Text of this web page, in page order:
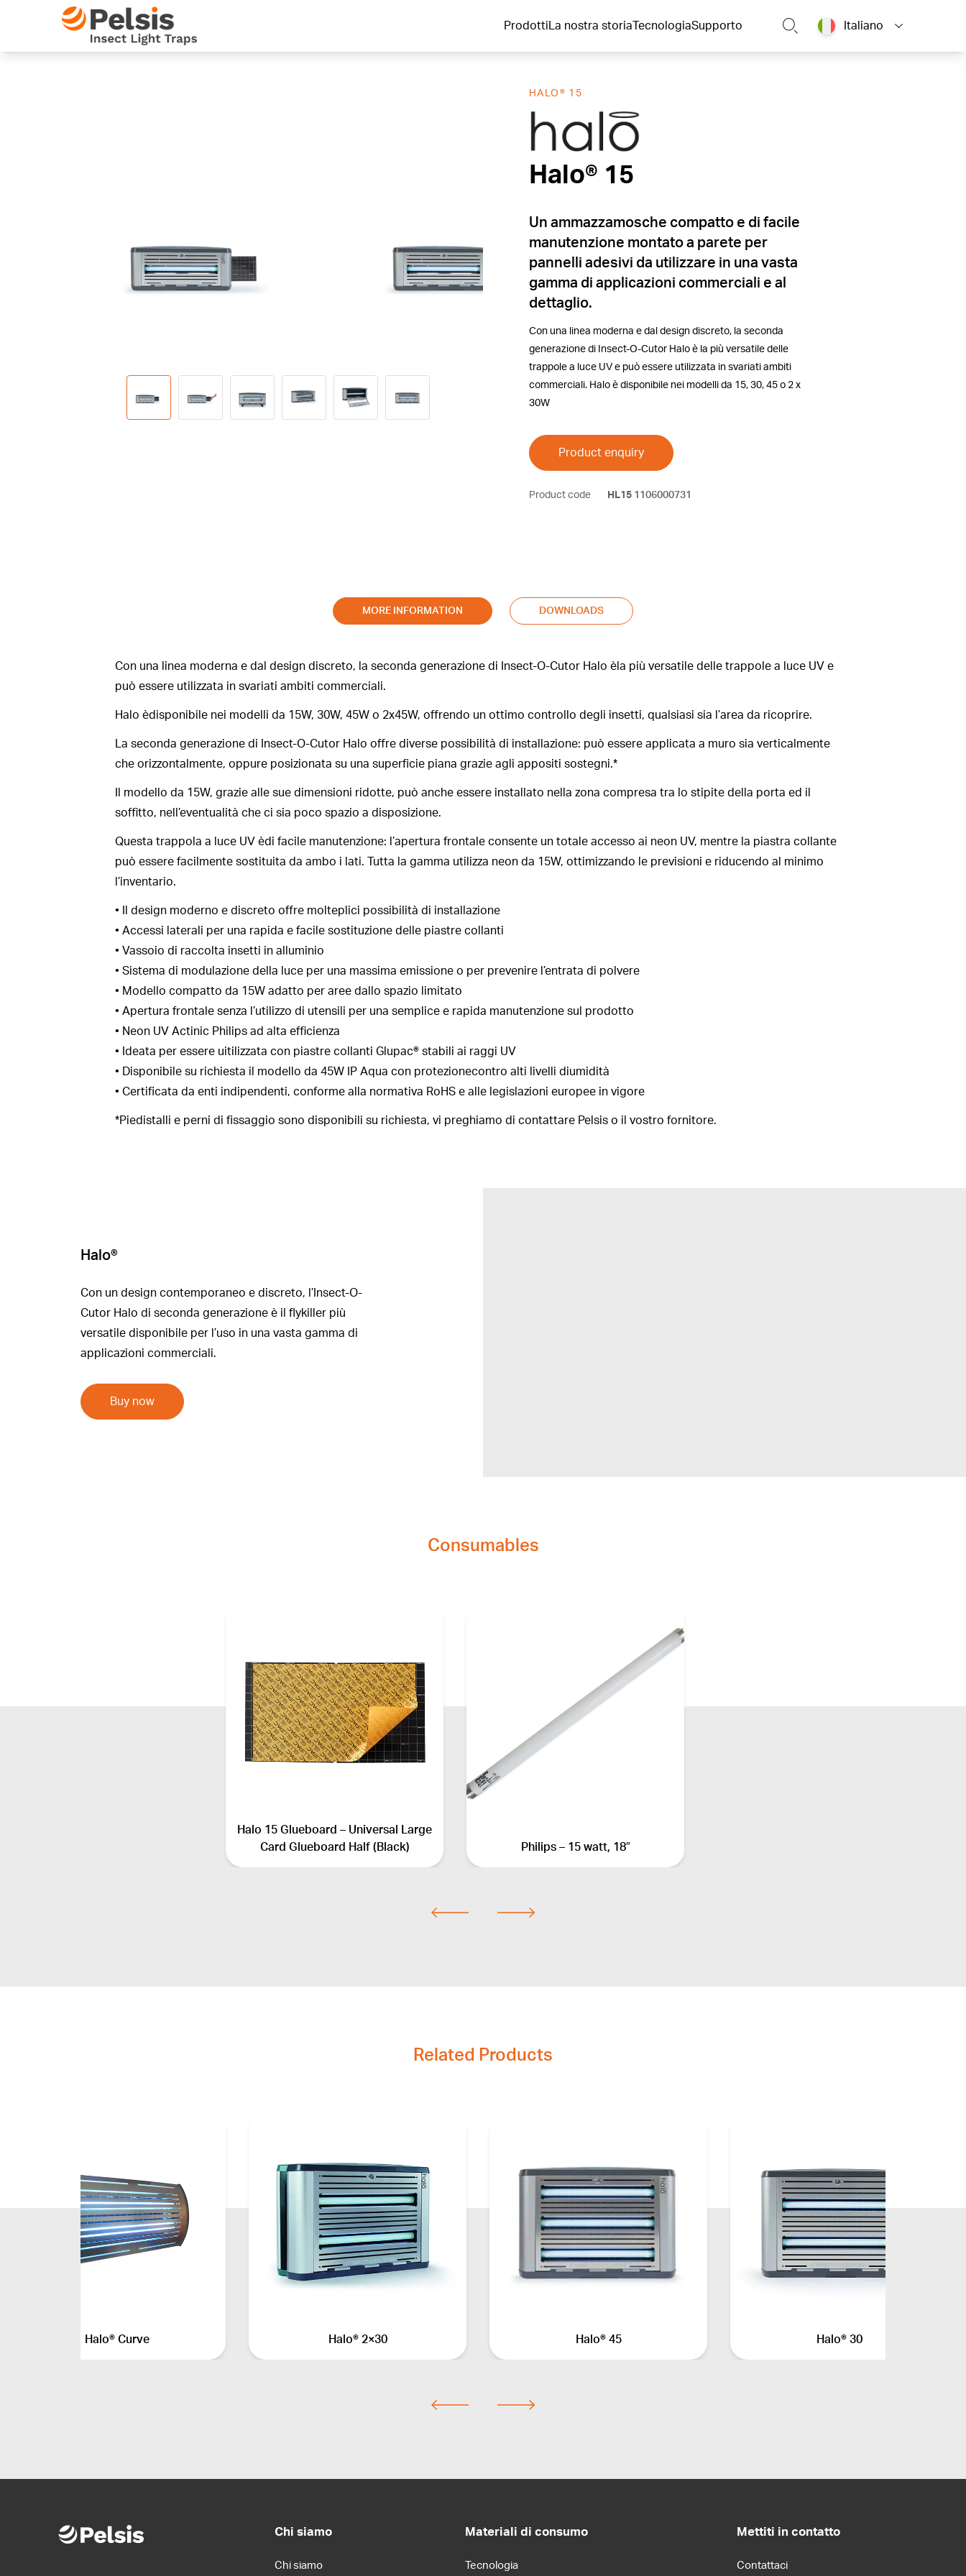
Skip to content
Pelsis Insect Light Traps
Prodotti La nostra storia TecnologiaSupporto Italiano
HALO® 15
Halo® 15
Halo® 15
Un ammazzamosche compatto e di facile
manutenzione montato a parete per
pannelli adesivi da utilizzare in una vasta
gamma di applicazioni commerciali e al
dettaglio.
Con una linea moderna e dal design discreto, la seconda
generazione di Insect-O-Cutor Halo è la più versatile delle
trappole a luce UV e può essere utilizzata in svariati ambiti
commerciali. Halo è disponibile nei modelli da 15, 30, 45 o 2 x
30W
Product enquiry
Product code HL15 1106000731
MORE INFORMATION DOWNLOADS
Con una linea moderna e dal design discreto, la seconda generazione di Insect-O-Cutor Halo èla più versatile delle trappole a luce UV e
può essere utilizzata in svariati ambiti commerciali.
Halo èdisponibile nei modelli da 15W, 30W, 45W o 2x45W, offrendo un ottimo controllo degli insetti, qualsiasi sia l’area da ricoprire.
La seconda generazione di Insect-O-Cutor Halo offre diverse possibilità di installazione: può essere applicata a muro sia verticalmente
che orizzontalmente, oppure posizionata su una superficie piana grazie agli appositi sostegni.*
Il modello da 15W, grazie alle sue dimensioni ridotte, può anche essere installato nella zona compresa tra lo stipite della porta ed il
soffitto, nell’eventualità che ci sia poco spazio a disposizione.
Questa trappola a luce UV èdi facile manutenzione: l’apertura frontale consente un totale accesso ai neon UV, mentre la piastra collante
può essere facilmente sostituita da ambo i lati. Tutta la gamma utilizza neon da 15W, ottimizzando le previsioni e riducendo al minimo
l’inventario.
• Il design moderno e discreto offre molteplici possibilità di installazione
• Accessi laterali per una rapida e facile sostituzione delle piastre collanti
• Vassoio di raccolta insetti in alluminio
• Sistema di modulazione della luce per una massima emissione o per prevenire l’entrata di polvere
• Modello compatto da 15W adatto per aree dallo spazio limitato
• Apertura frontale senza l’utilizzo di utensili per una semplice e rapida manutenzione sul prodotto
• Neon UV Actinic Philips ad alta efficienza
• Ideata per essere uitilizzata con piastre collanti Glupac® stabili ai raggi UV
• Disponibile su richiesta il modello da 45W IP Aqua con protezionecontro alti livelli diumidità
• Certificata da enti indipendenti, conforme alla normativa RoHS e alle legislazioni europee in vigore
*Piedistalli e perni di fissaggio sono disponibili su richiesta, vi preghiamo di contattare Pelsis o il vostro fornitore.
Halo®
Con un design contemporaneo e discreto, l’Insect-O-
Cutor Halo di seconda generazione è il flykiller più
versatile disponibile per l’uso in una vasta gamma di
applicazioni commerciali.
Buy now
Consumables
Halo 15 Glueboard – Universal Large
Card Glueboard Half (Black)
Philips – 15 watt, 18″
Related Products
Halo® Curve Halo® 2×30 Halo® 45 Halo® 30
Chi siamo
Chi siamo
Materiali di consumo
Tecnologia
Mettiti in contatto
Contattaci